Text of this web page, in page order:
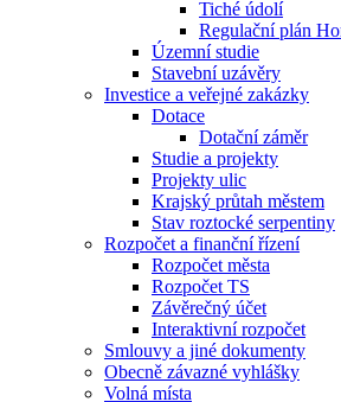
Tiché údolí
Regulační plán
Územní studie
Stavební uzávěry
Investice a veřejné zakázky
Dotace
Dotační záměr
Studie a projekty
Projekty ulic
Krajský průtah městem
Stav roztocké serpentiny
Rozpočet a finanční řízení
Rozpočet města
Rozpočet TS
Závěrečný účet
Interaktivní rozpočet
Smlouvy a jiné dokumenty
Obecně závazné vyhlášky
Volná místa